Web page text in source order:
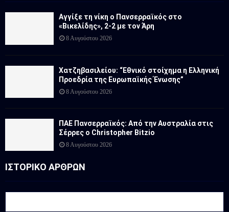
Αγγίξε τη νίκη ο Πανσερραϊκός στο
«Βικελίδης», 2-2 με τον Άρη
8 Αυγούστου 2026
Χατζηβασιλείου: “Εθνικό στοίχημα η Ελληνική
Προεδρία της Ευρωπαϊκής Ένωσης”
8 Αυγούστου 2026
ΠΑΕ Πανσερραϊκός: Από την Αυστραλία στις
Σέρρες ο Christopher Bitzio
8 Αυγούστου 2026
ΙΣΤΟΡΙΚΟ ΑΡΘΡΩΝ